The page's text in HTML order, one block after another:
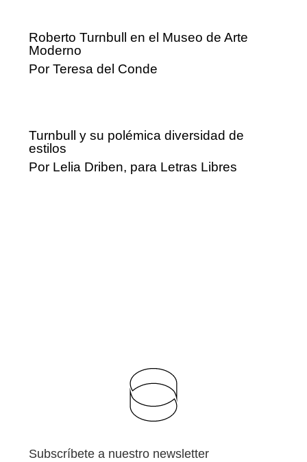
Roberto Turnbull en el Museo de Arte
Moderno
Por Teresa del Conde
Turnbull y su polémica diversidad de
estilos
Por Lelia Driben, para Letras Libres
Subscríbete a nuestro newsletter